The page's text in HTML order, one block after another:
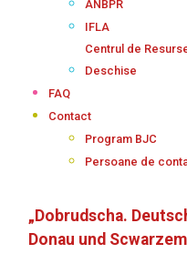
ANBPR
IFLA
Centrul de
Deschise
FAQ
Contact
Program BJC
Persoane de
„Dobrudscha.
Donau und